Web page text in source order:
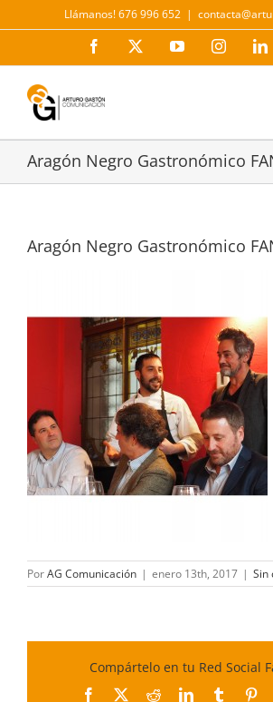
al
Llámanos! 676 996 652 |
Facebook YouTubeInstagram
Aragón Negro Gastronómico
Aragón Negro Gastronómico
PorAG Comunicación | enero 13th, 2017 | Sin
Compártelo en tu Red Social
Facebook
X RedditLinkedInTumblr